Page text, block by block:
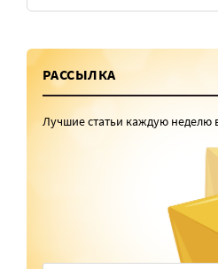
РАССЫЛКА
Лучшие статьи каждую